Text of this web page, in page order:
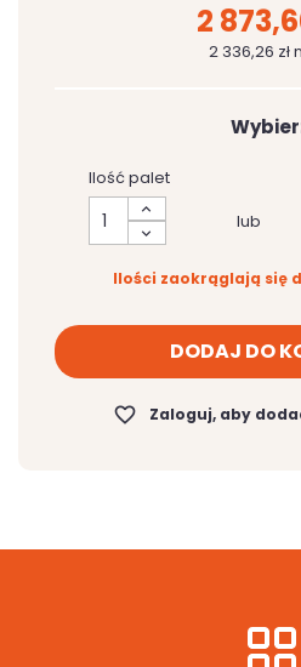
2
2 336,26 zł
Ilość palet
lub
Ilości zaokrąglają się
DODAJ DO
favorite_border Zaloguj, aby